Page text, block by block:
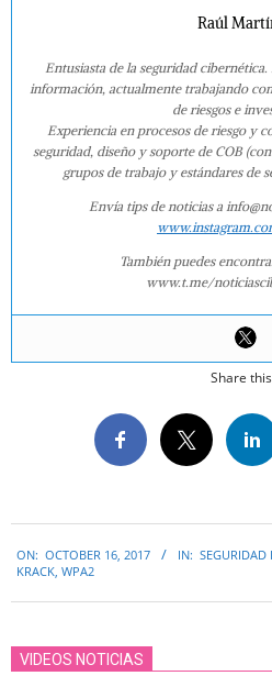
Raúl
Entusiasta de la seguridad
información, actualmente trabajando
de riesgos e
Experiencia en procesos de riesgo y
seguridad, diseño y soporte de COB
grupos de trabajo y estándares de
Envía tips de noticias a
También puedes
www.t.me/
Share
10-
ON: OCTOBER 16, 2017 IN: SEGURIDAD
KRACK, WPA2
VIDEOS NOTICIAS